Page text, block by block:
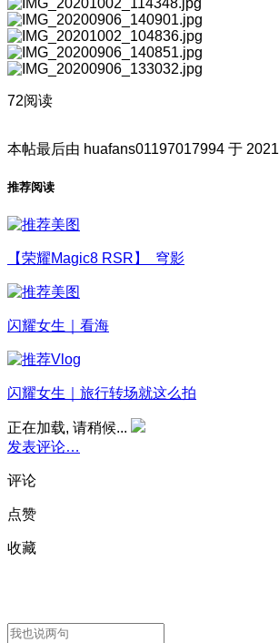
72阅读
本帖最后由 huafans01197017994 于
推荐阅读
【荣耀Magic8 RSR】 穹影
闪耀女生｜看海
闪耀女生｜旅行转场就这么拍
正在加载, 请稍候...
发表评论…
评论
点赞
收藏